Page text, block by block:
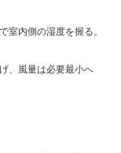
内側の湿度を握る。
、風量は必要最小へ